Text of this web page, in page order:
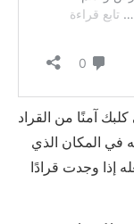
آمنًا من القراد
في المكان الذي
إذا وجدت قرادًا